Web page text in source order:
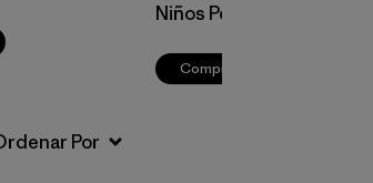
Niños Pequeños
Comprar